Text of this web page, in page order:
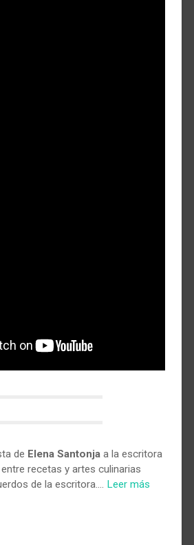
de Elena Santonjaa la escritora
entre recetas y artes culinarias
de la escritora.… Leer más